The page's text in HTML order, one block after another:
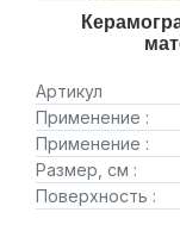
Артикул
Применение :
Применение :
Размер, см :
Поверхность :